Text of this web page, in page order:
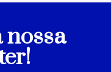
nossa